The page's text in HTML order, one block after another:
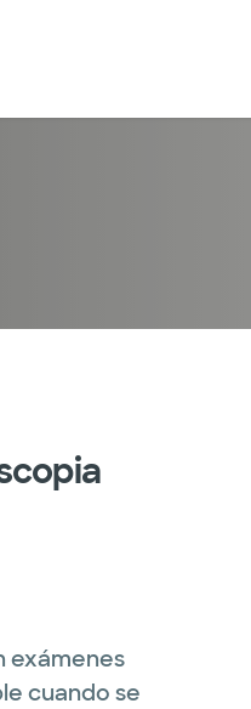
exámenes
cuando se